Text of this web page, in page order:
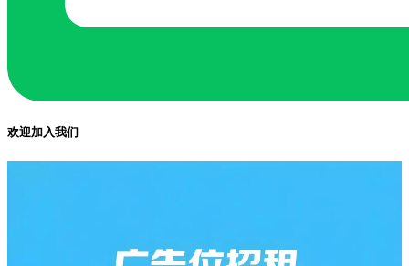
欢迎加入我们